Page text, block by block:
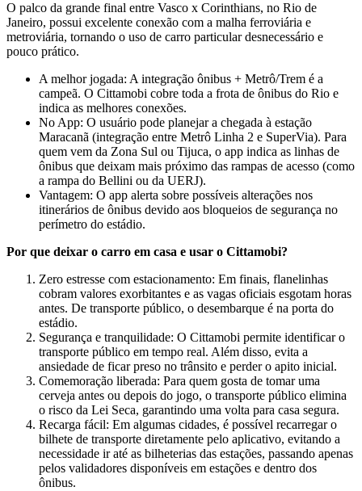
O palco da grande final entre Vasco x Corinthians, no Rio de
Janeiro, possui excelente conexão com a malha ferroviária e
metroviária, tornando o uso de carro particular desnecessário e
pouco prático.
A melhor jogada: A integração ônibus + Metrô/Trem é a
campeã. O Cittamobi cobre toda a frota de ônibus do Rio e
indica as melhores conexões.
No App: O usuário pode planejar a chegada à estação
Maracanã (integração entre Metrô Linha 2 e SuperVia). Para
quem vem da Zona Sul ou Tijuca, o app indica as linhas de
ônibus que deixam mais próximo das rampas de acesso (como
a rampa do Bellini ou da UERJ).
Vantagem: O app alerta sobre possíveis alterações nos
itinerários de ônibus devido aos bloqueios de segurança no
perímetro do estádio.
Por que deixar o carro em casa e usar o Cittamobi?
Zero estresse com estacionamento: Em finais, flanelinhas
cobram valores exorbitantes e as vagas oficiais esgotam horas
antes. De transporte público, o desembarque é na porta do
estádio.
Segurança e tranquilidade: O Cittamobi permite identificar o
transporte público em tempo real. Além disso, evita a
ansiedade de ficar preso no trânsito e perder o apito inicial.
Comemoração liberada: Para quem gosta de tomar uma
cerveja antes ou depois do jogo, o transporte público elimina
o risco da Lei Seca, garantindo uma volta para casa segura.
Recarga fácil: Em algumas cidades, é possível recarregar o
bilhete de transporte diretamente pelo aplicativo, evitando a
necessidade ir até as bilheterias das estações, passando apenas
pelos validadores disponíveis em estações e dentro dos
ônibus.